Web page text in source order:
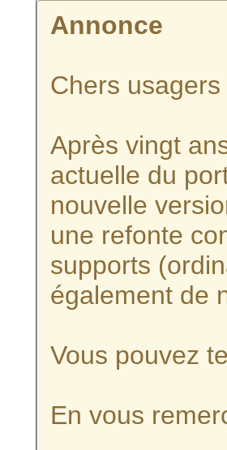
Annonce
Chers
Après vingt
actuelle du
nouvelle
une refonte
supports
également de
Vous pouvez
En vous